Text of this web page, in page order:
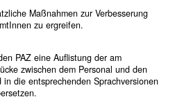
Maßnahmen zur Verbesserung
zu ergreifen.
PAZ eine Auflistung der am
zwischen dem Personal und den
die entsprechenden Sprachversionen